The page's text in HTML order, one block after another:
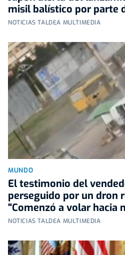
misil balístico por parte
NOTICIAS TALDEA MULTIMEDIA
MUNDO
El testimonio del
perseguido por un dron
"Comenzó a volar hacia
NOTICIAS TALDEA MULTIMEDIA